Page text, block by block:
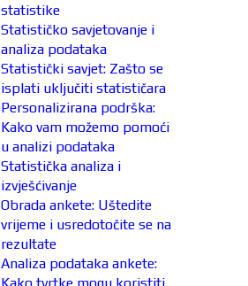
statistike
Statističko savjetovanje i
analiza podataka
Statistički savjet: Zašto se
isplati uključiti statističara
Personalizirana podrška:
Kako vam možemo pomoći
u analizi podataka
Statistička analiza i
izvješćivanje
Obrada ankete: Uštedite
vrijeme i usredotočite se na
rezultate
Analiza podataka ankete: